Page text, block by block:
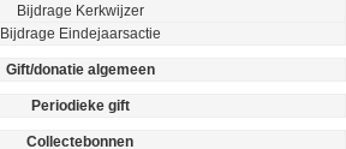
Bijdrage Kerkwijzer
Bijdrage Eindejaarsactie
Gift/donatie algemeen
Periodieke gift
Collectebonnen